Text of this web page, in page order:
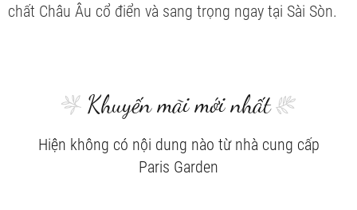
chất Châu Âu cổ điển và sang trọng ngay tại Sài Sòn.
Khuyến mãi mới nhất
Hiện không có nội dung nào từ nhà cung cấp
Paris Garden